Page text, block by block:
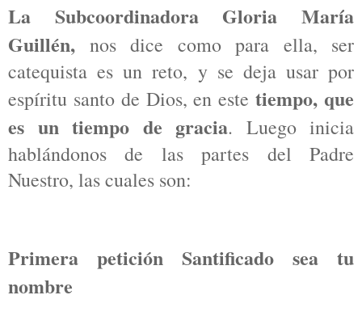
La Subcoordinadora Gloria María
Guillén, nos dice como para ella, ser
catequista es un reto, y se deja usar por
espíritu santo de Dios, en estetiempo, que
es un tiempo de gracia. Luego inicia
hablándonos de las partes del Padre
Nuestro, las cuales son:
Primera petición Santificado sea tu
nombre